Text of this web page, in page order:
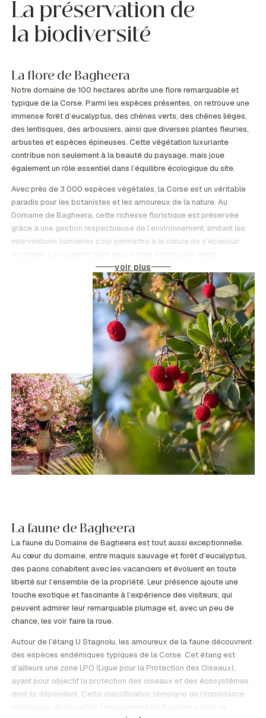
La préservation de
la biodiversité
La flore de Bagheera
Notre domaine de 100 hectares abrite une flore remarquable et
typique de la Corse. Parmi les espèces présentes, on retrouve une
immense forêt d’eucalyptus, des chênes verts, des chênes lièges,
des lentisques, des arbousiers, ainsi que diverses plantes fleuries,
arbustes et espèces épineuses. Cette végétation luxuriante
contribue non seulement à la beauté du paysage, mais joue
également un rôle essentiel dans l’équilibre écologique du site.
Avec près de 3 000 espèces végétales, la Corse est un véritable
paradis pour les botanistes et les amoureux de la nature. Au
Domaine de Bagheera, cette richesse floristique est préservée
grâce à une gestion respectueuse de l’environnement, limitant les
interventions humaines pour permettre à la nature de s’épanouir
librement. Les visiteurs sont ainsi invités à découvrir cette
biodiversité exceptionnelle tout en adoptant des comportements
voir plus
La faune de Bagheera
La faune du Domaine de Bagheera est tout aussi exceptionnelle.
Au cœur du domaine, entre maquis sauvage et forêt d’eucalyptus,
des paons cohabitent avec les vacanciers et évoluent en toute
liberté sur l’ensemble de la propriété. Leur présence ajoute une
touche exotique et fascinante à l’expérience des visiteurs, qui
peuvent admirer leur remarquable plumage et, avec un peu de
chance, les voir faire la roue.
Autour de l’étang U Stagnolu, les amoureux de la faune découvrent
des espèces endémiques typiques de la Corse. Cet étang est
d’ailleurs une zone LPO (Ligue pour la Protection des Oiseaux),
ayant pour objectif la protection des oiseaux et des écosystèmes
dont ils dépendent. Cette classification témoigne de l’importance
écologique du site et de l’engagement de Bagheera dans la